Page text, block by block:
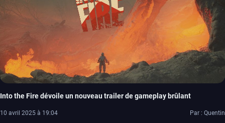
Into the Fire dévoile un nouveau trailer de gameplay brûlant
10 avril 2025 à 19:04 Par : Quentin